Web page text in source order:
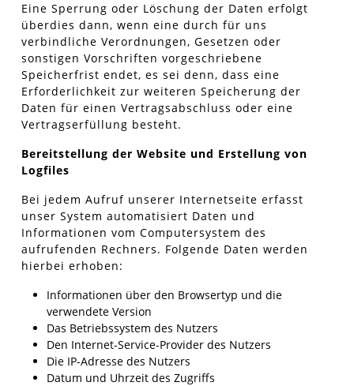
Eine Sperrung oder Löschung der Daten erfolgt
überdies dann, wenn eine durch für uns
verbindliche Verordnungen, Gesetzen oder
sonstigen Vorschriften vorgeschriebene
Speicherfrist endet, es sei denn, dass eine
Erforderlichkeit zur weiteren Speicherung der
Daten für einen Vertragsabschluss oder eine
Vertragserfüllung besteht.
Bereitstellung der Website und Erstellung von
Logfiles
Bei jedem Aufruf unserer Internetseite erfasst
unser System automatisiert Daten und
Informationen vom Computersystem des
aufrufenden Rechners. Folgende Daten werden
hierbei erhoben:
Informationen über den Browsertyp und die
verwendete Version
Das Betriebssystem des Nutzers
Den Internet-Service-Provider des Nutzers
Die IP-Adresse des Nutzers
Datum und Uhrzeit des Zugriffs